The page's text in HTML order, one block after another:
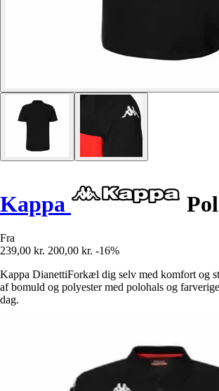
Kappa
Fra
239,00 kr. 200,00 kr. -16%
Kappa DianettiForkæl dig selv med komfort og
af bomuld og polyester med polohals og
dag.